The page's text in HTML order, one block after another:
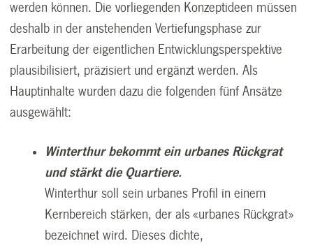
werden können. Die vorliegenden Konzeptideen müssen
deshalb in der anstehenden Vertiefungsphase zur
Erarbeitung der eigentlichen Entwicklungsperspektive
plausibilisiert, präzisiert und ergänzt werden. Als
Hauptinhalte wurden dazu die folgenden fünf Ansätze
ausgewählt:
Winterthur bekommt ein urbanes Rückgrat
und stärkt die Quartiere.
Winterthur soll sein urbanes Profil in einem
Kernbereich stärken, der als «urbanes Rückgrat»
bezeichnet wird. Dieses dichte,